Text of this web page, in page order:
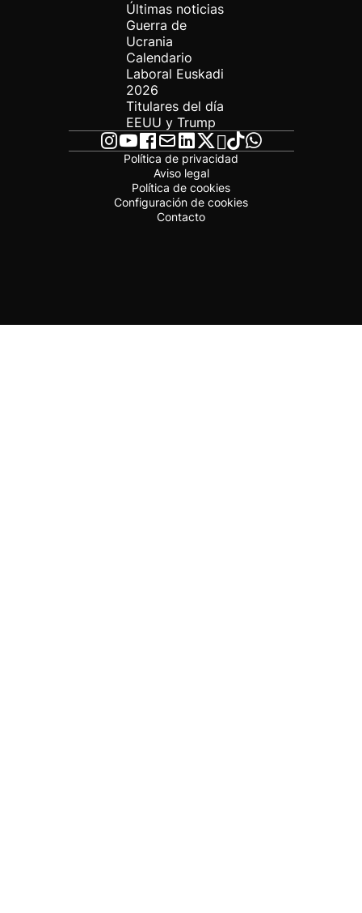
Últimas noticias
Guerra de
Ucrania
Calendario
Laboral Euskadi
2026
Titulares del día
EEUU y Trump
Política de privacidad
Aviso legal
Política de cookies
Configuración de cookies
Contacto